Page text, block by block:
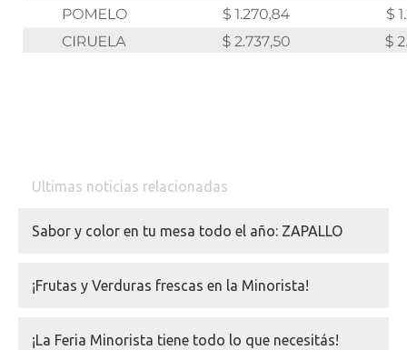
Ultimas noticias relacionadas
Sabor y color en tu mesa todo el año: ZAPALLO
¡Frutas y Verduras frescas en la Minorista!
¡La Feria Minorista tiene todo lo que necesitás!